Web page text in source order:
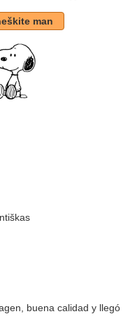
man
buena calidad y llegó